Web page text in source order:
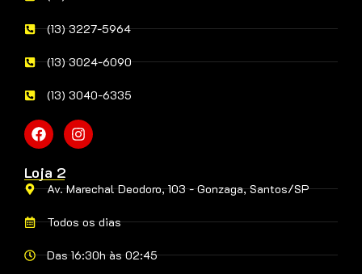
(13) 3227-5964
(13) 3024-6090
(13) 3040-6335
Loja 2
Av. Marechal Deodoro, 103 - Gonzaga, Santos/SP
Todos os dias
Das 16:30h às 02:45